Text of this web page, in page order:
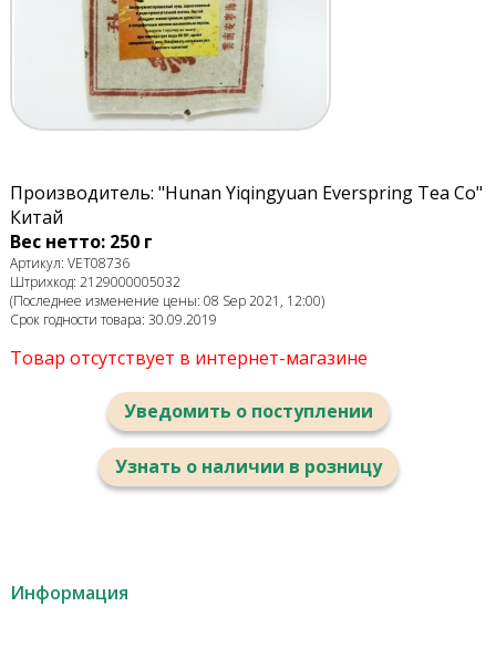
Производитель: "Hunan Yiqingyuan Everspring Tea Co"
Китай
Вес нетто: 250 г
Артикул: VET08736
Штрихкод: 2129000005032
(Последнее изменение цены: 08 Sep 2021, 12:00)
Срок годности товара: 30.09.2019
Товар отсутствует в интернет-магазине
Уведомить о поступлении
Узнать о наличии в розницу
Информация